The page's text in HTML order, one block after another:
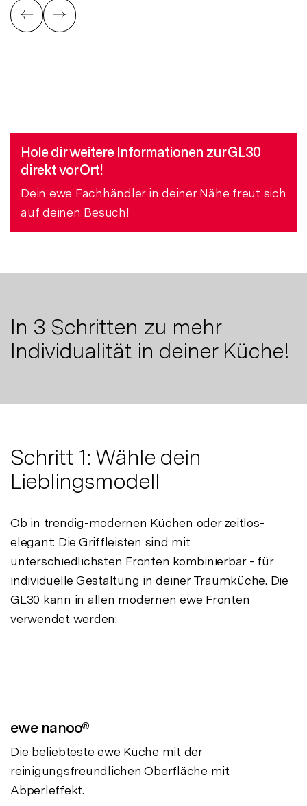
Hole dir weitere Informationen zur GL30
direkt vor Ort!
Dein ewe Fachhändler in deiner Nähe freut sich
auf deinen Besuch!
In 3 Schritten zu mehr
Individualität in deiner Küche!
Schritt 1: Wähle dein
Lieblingsmodell
Ob in trendig-modernen Küchen oder zeitlos-
elegant: Die Griffleisten sind mit
unterschiedlichsten Fronten kombinierbar - für
individuelle Gestaltung in deiner Traumküche. Die
GL30 kann in allen modernen ewe Fronten
verwendet werden:
ewe nanoo®
Die beliebteste ewe Küche mit der
reinigungsfreundlichen Oberfläche mit
Abperleffekt.